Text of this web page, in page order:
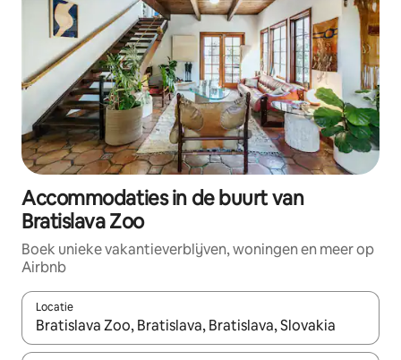
Accommodaties in de buurt van
Bratislava Zoo
Boek unieke vakantieverblijven, woningen en meer op
Airbnb
Locatie
Wanneer er resultaten beschikbaar zijn, maak je een keuze